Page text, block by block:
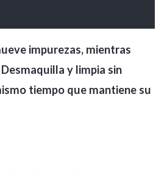
impurezas, mientras
y limpia sin
tiempo que mantiene su